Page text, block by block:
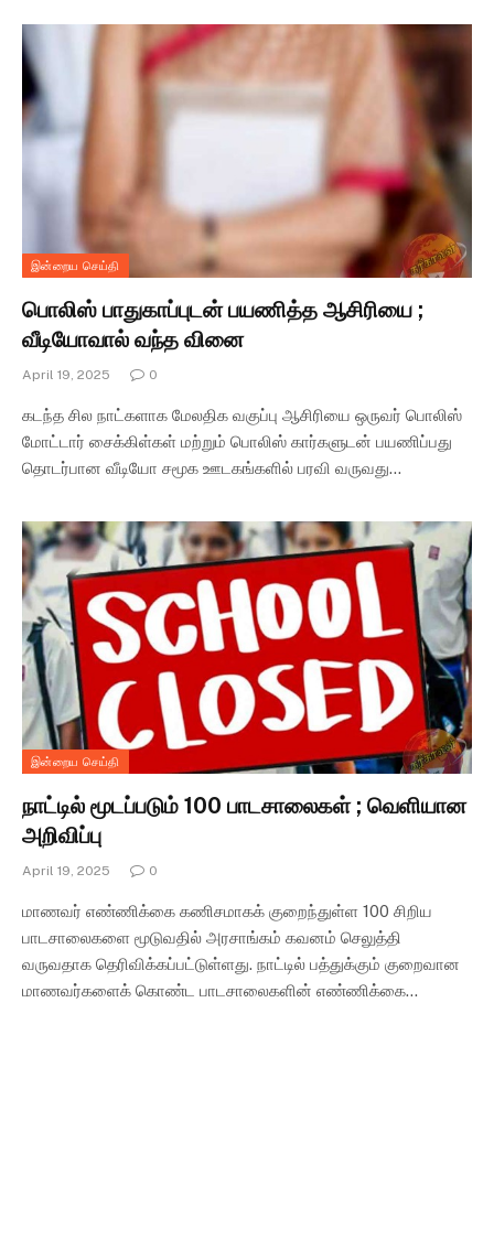
இன்றைய செய்தி
பொலிஸ் பாதுகாப்புடன் பயணித்த ஆசிரியை ;
வீடியோவால் வந்த வினை
April 19, 2025 0
கடந்த சில நாட்களாக மேலதிக வகுப்பு ஆசிரியை ஒருவர் பொலிஸ்
மோட்டார் சைக்கிள்கள் மற்றும் பொலிஸ் கார்களுடன் பயணிப்பது
தொடர்பான வீடியோ சமூக ஊடகங்களில் பரவி வருவது…
இன்றைய செய்தி
நாட்டில் மூடப்படும் 100 பாடசாலைகள் ; வெளியான
அறிவிப்பு
April 19, 2025 0
மாணவர் எண்ணிக்கை கணிசமாகக் குறைந்துள்ள 100 சிறிய
பாடசாலைகளை மூடுவதில் அரசாங்கம் கவனம் செலுத்தி
வருவதாக தெரிவிக்கப்பட்டுள்ளது. நாட்டில் பத்துக்கும் குறைவான
மாணவர்களைக் கொண்ட பாடசாலைகளின் எண்ணிக்கை…